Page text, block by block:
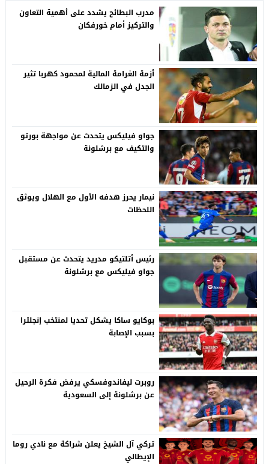
مدرب البطائح يشدد على أهمية التعاون
والتركيز أمام خورفكان
أزمة الغرامة المالية لمحمود كهربا تثير
الجدل في الزمالك
جواو فيليكس يتحدث عن مواجهة بورتو
والتكيف مع برشلونة
نيمار يحرز هدفه الأول مع الهلال ويوثق
اللحظات
رئيس أتلتيكو مدريد يتحدث عن مستقبل
جواو فيليكس مع برشلونة
بوكايو ساكا يشكل تحديا لمنتخب إنجلترا
بسبب الإصابة
روبرت ليفاندوفسكي يرفض فكرة الرحيل
عن برشلونة إلى السعودية
تركي آل الشيخ يعلن شراكة مع نادي روما
الإيطالي